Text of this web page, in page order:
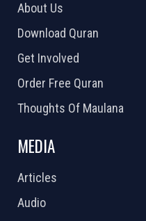
About Us
Download Quran
Get Involved
Order Free Quran
Thoughts Of Maulana
MEDIA
Articles
Audio